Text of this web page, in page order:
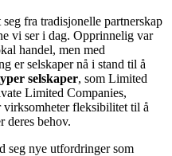
fra tradisjonelle partnerskap
vi ser i dag. Opprinnelig var
handel, men med
er selskaper nå i stand til å
selskaper, som Limited
Limited Companies,
virksomheter fleksibilitet til å
deres behov.
seg nye utfordringer som